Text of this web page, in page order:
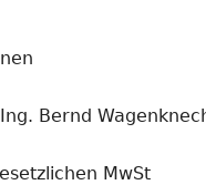
Bernd
MwSt